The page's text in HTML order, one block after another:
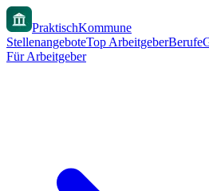
PraktischKommune
StellenangeboteTop ArbeitgeberBerufe
Für Arbeitgeber